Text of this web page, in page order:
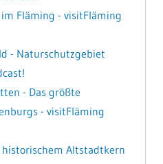
Fläming - visitFläming
- Naturschutzgebiet
- Das größte
- visitFläming
Altstadtkern